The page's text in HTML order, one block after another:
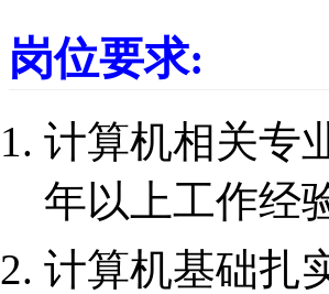
岗位要求:
计算机相关专
年以上工作经
计算机基础扎